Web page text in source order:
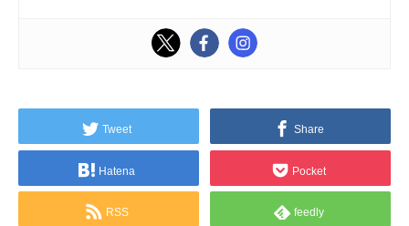
Tweet Share
Hatena Pocket
RSS feedly